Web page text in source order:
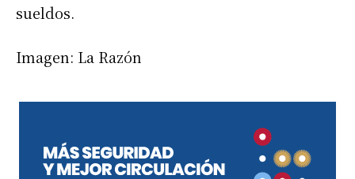
sueldos.
Imagen: La Razón